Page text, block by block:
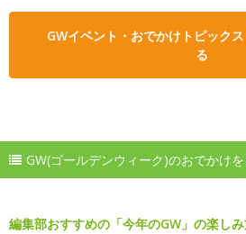
GWイベント・おでかけトピック
る
GW(ゴールデンウィーク)のおでかけ
編集部おすすめの「今年のGW」の楽し